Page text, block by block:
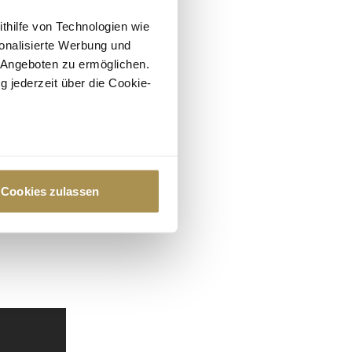
von Technologien wie
Werbung und
zu ermöglichen.
jederzeit über die Cookie-
Präferenzen im
Cookies zulassen